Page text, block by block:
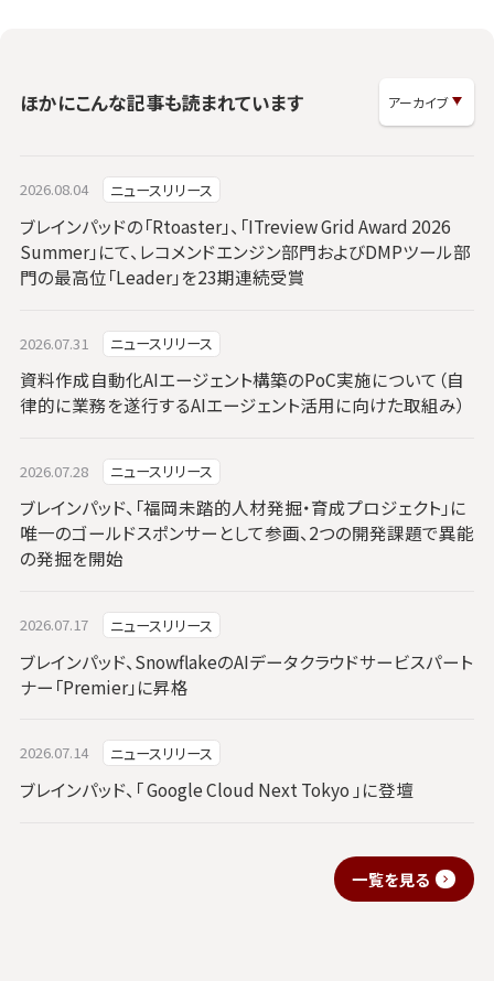
ほかにこんな記事も読まれています
2026.08.04 ニュースリリース
ブレインパッドの「Rtoaster」、「ITreview Grid Award 2026
Summer」にて、レコメンドエンジン部門およびDMPツール部
門の最高位「Leader」を23期連続受賞
2026.07.31 ニュースリリース
資料作成自動化AIエージェント構築のPoC実施について（自
律的に業務を遂行するAIエージェント活用に向けた取組み）
2026.07.28 ニュースリリース
ブレインパッド、「福岡未踏的人材発掘・育成プロジェクト」に
唯一のゴールドスポンサーとして参画、2つの開発課題で異能
の発掘を開始
2026.07.17 ニュースリリース
ブレインパッド、SnowflakeのAIデータクラウドサービスパート
ナー「Premier」に昇格
2026.07.14 ニュースリリース
ブレインパッド、「 Google Cloud Next Tokyo 」に登壇
一覧を見る